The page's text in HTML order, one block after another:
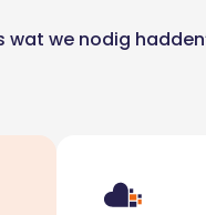
we nodig